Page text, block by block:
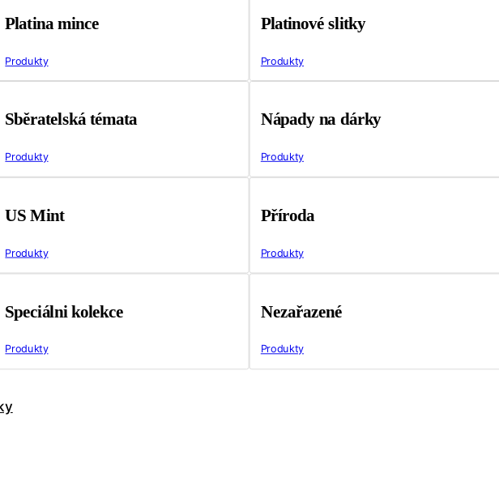
Platina mince
Produkty
Platinové slitky
Produkty
Sběratelská témata
Produkty
Nápady na dárky
Produkty
US Mint
Produkty
Příroda
Produkty
Speciálni kolekce
Produkty
Nezařazené
Produkty